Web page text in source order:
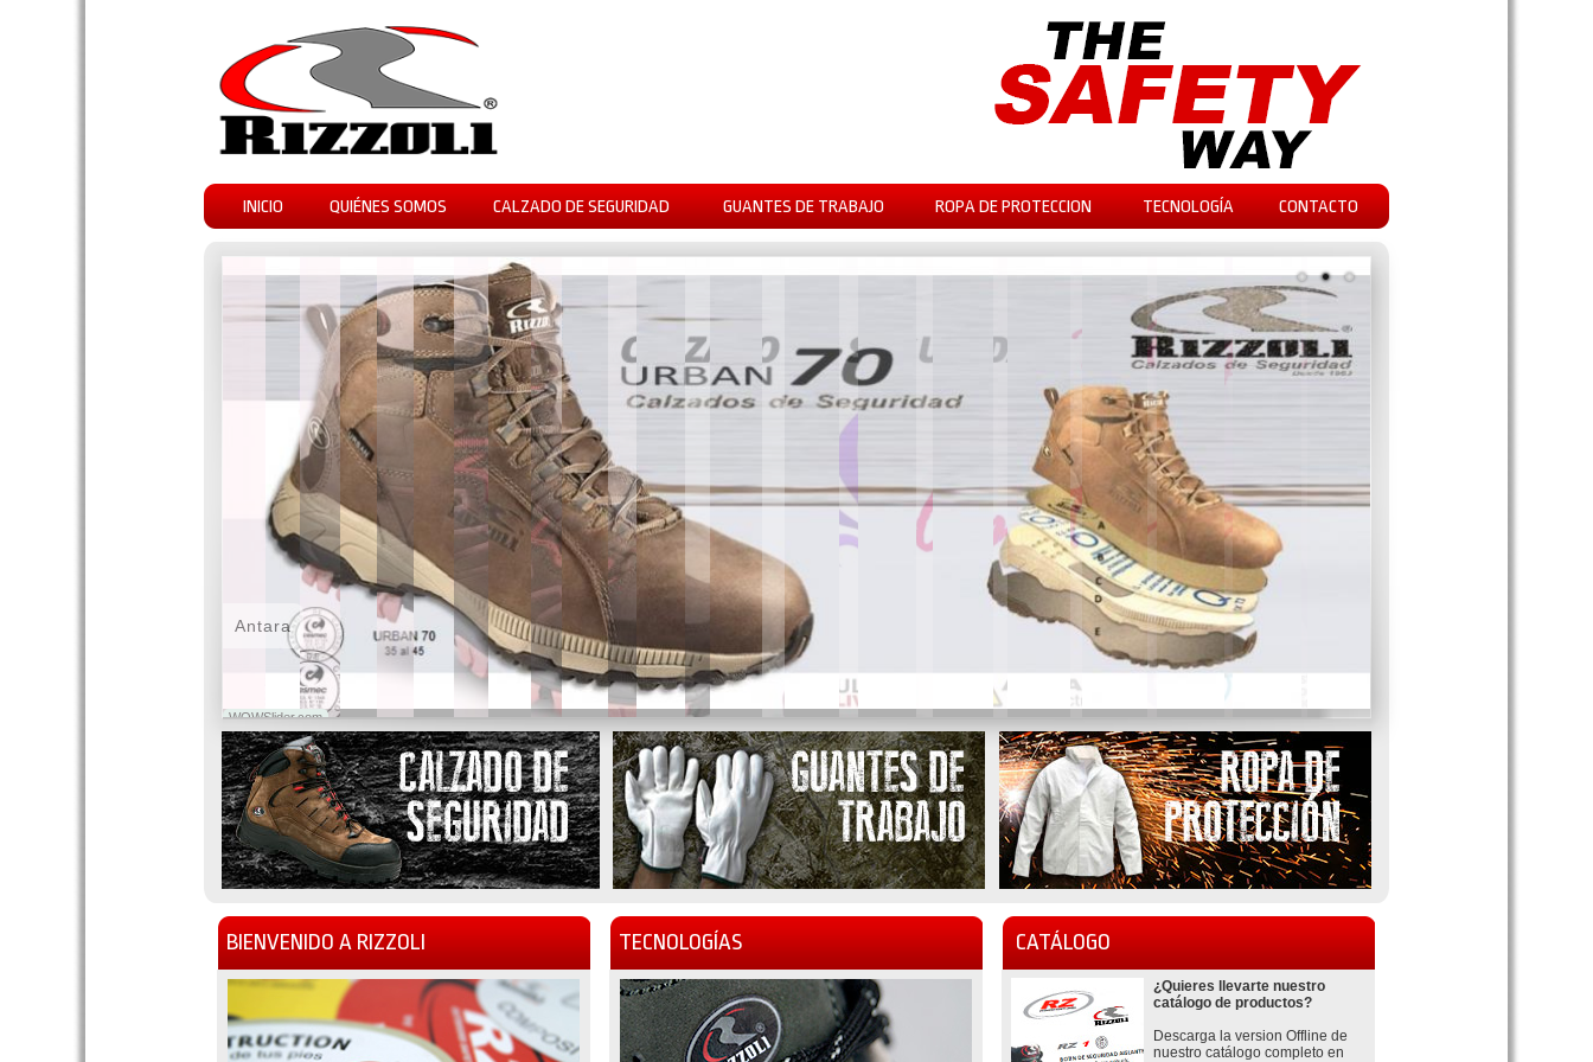
INICIO QUIÉNES SOMOS CALZADO DE SEGURIDAD GUANTES DE TRABAJO ROPA DE PROTECCION TECNOLOGÍA CONTACTO
WOWSlider.com
Antara
BIENVENIDO A RIZZOLI TECNOLOGÍAS CATÁLOGO
¿Quieres llevarte nuestro
catálogo de productos?
Descarga la version Offline de
nuestro catálogo completo en